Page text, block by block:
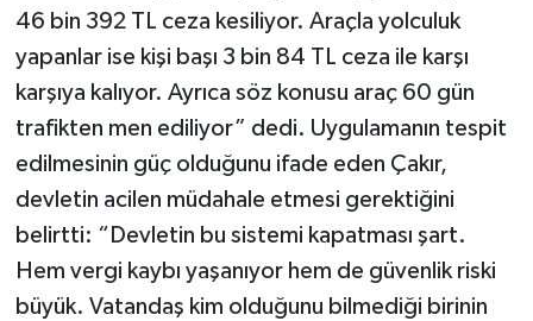
46 bin 392 TL ceza kesiliyor. Araçla yolculuk
yapanlar ise kişi başı 3 bin 84 TL ceza ile karşı
karşıya kalıyor. Ayrıca söz konusu araç 60 gün
trafikten men ediliyor” dedi. Uygulamanın tespit
edilmesinin güç olduğunu ifade eden Çakır,
devletin acilen müdahale etmesi gerektiğini
belirtti: “Devletin bu sistemi kapatması şart.
Hem vergi kaybı yaşanıyor hem de güvenlik riski
büyük. Vatandaş kim olduğunu bilmediği birinin